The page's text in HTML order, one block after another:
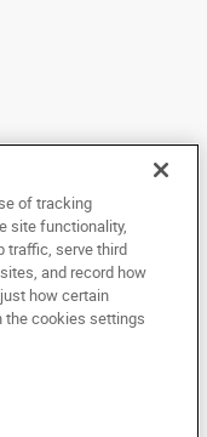
Todos os direitos
a qualquer meio
em parte, sem o
Brasil.
of tracking
site functionality,
traffic, serve third
and record how
how certain
the cookies settings